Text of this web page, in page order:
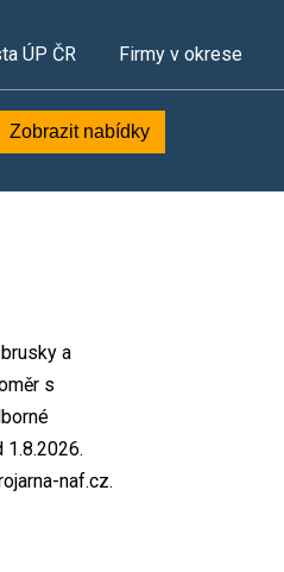
ÚP ČR Firmy v okrese
Zobrazit nabídky
a
s
1.8.2026.
naf.cz.